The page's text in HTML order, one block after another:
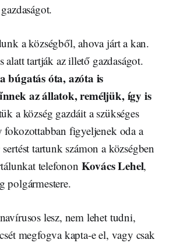
a községből, ahova járt a kan.
alatt tartják az illető gazdaságot.
búgatás óta, azóta is
az állatok, reméljük, így is
a község gazdáit a szükséges
figyeljenek oda a
tartunk számon a községben
telefonon Kovács Lehel,
polgármestere.
lesz, nem lehet tudni,
megfogva kapta-e el, vagy csak